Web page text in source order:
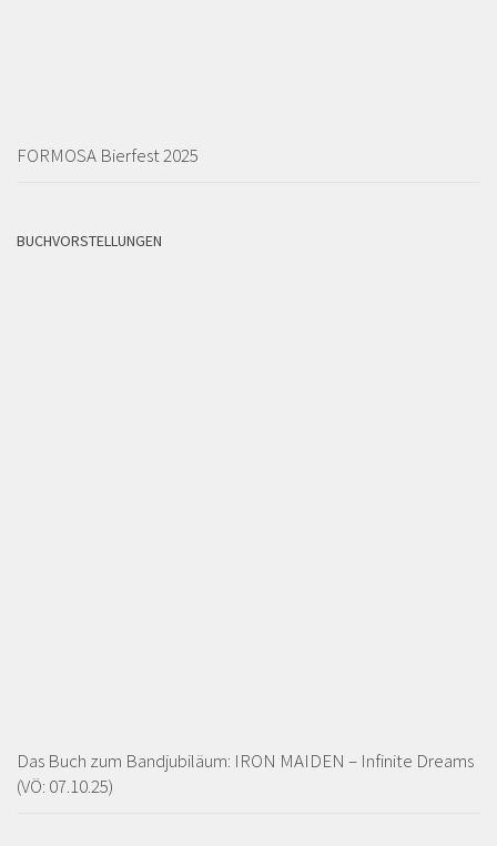
FORMOSA Bierfest 2025
BUCHVORSTELLUNGEN
Das Buch zum Bandjubiläum: IRON MAIDEN – Infinite Dreams
(VÖ: 07.10.25)